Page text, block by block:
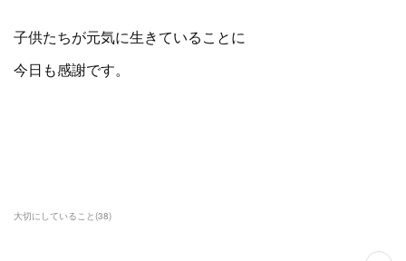
子供たちが元気に生きていることに
今日も感謝です。
大切にしていること(38)